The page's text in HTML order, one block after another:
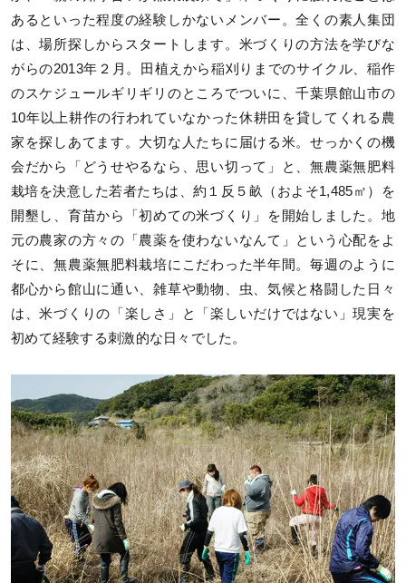
あるといった程度の経験しかないメンバー。全くの素人集団
は、場所探しからスタートします。米づくりの方法を学びな
がらの2013年２月。田植えから稲刈りまでのサイクル、稲作
のスケジュールギリギリのところでついに、千葉県館山市の
10年以上耕作の行われていなかった休耕田を貸してくれる農
家を探しあてます。大切な人たちに届ける米。せっかくの機
会だから「どうせやるなら、思い切って」と、無農薬無肥料
栽培を決意した若者たちは、約１反５畝（およそ1,485㎡）を
開墾し、育苗から「初めての米づくり」を開始しました。地
元の農家の方々の「農薬を使わないなんて」という心配をよ
そに、無農薬無肥料栽培にこだわった半年間。毎週のように
都心から館山に通い、雑草や動物、虫、気候と格闘した日々
は、米づくりの「楽しさ」と「楽しいだけではない」現実を
初めて経験する刺激的な日々でした。